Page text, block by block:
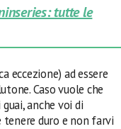
tutte le
eccezione) ad essere
Caso vuole che
anche voi di
tenere duro e non farvi